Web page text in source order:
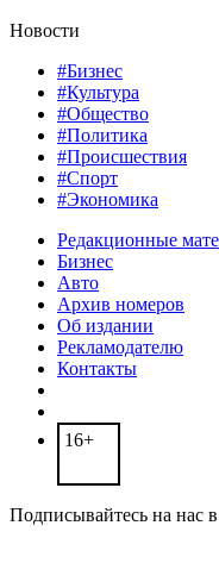
Новости
#Бизнес
#Культура
#Общество
#Политика
#Происшествия
#Спорт
#Экономика
Редакционные
Бизнес
Авто
Архив номеров
Об издании
Рекламодателю
Контакты
16+
Подписывайтесь на нас